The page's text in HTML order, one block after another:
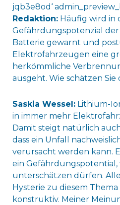
jqb3e8od‘
Redaktion:Häufig wird in
Gefährdungspotenzial
Batterie gewarnt und
Elektrofahrzeugen eine
herkömmliche
ausgeht. Wie schätzen Sie
Saskia Wessel:Lithium-
in immer mehr
Damit steigt natürlich
dass ein Unfall
verursacht werden kann.
ein Gefährdungspotential,
unterschätzen dürfen.
Hysterie zu diesem
konstruktiv. Meiner